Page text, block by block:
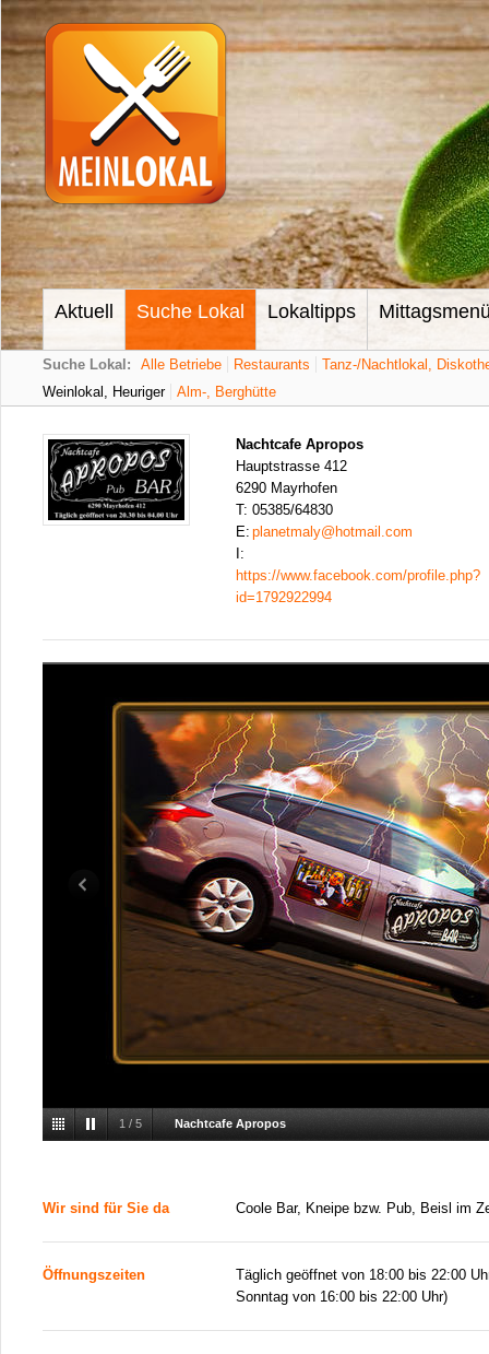
Aktuell Suche Lokal Lokaltipps
Suche Lokal: Alle Betriebe Restaurants
Tanz-/Nachtlokal,
Weinlokal, Heuriger
Alm-, Berghütte
Nachtcafe Apropos
Hauptstrasse 412
6290 Mayrhofen
T: 05385/64830
E: planetmaly@hotmail.com
I:
https://www.facebook.com/profile.php?
id=1792922994
1 / 5 Nachtcafe Apropos
Wir sind für Sie da Coole Bar, Kneipe bzw. Pub, Beisl im
Öffnungszeiten
Täglich geöffnet von 18:00 bis 22:00
Sonntag von 16:00 bis 22:00 Uhr)